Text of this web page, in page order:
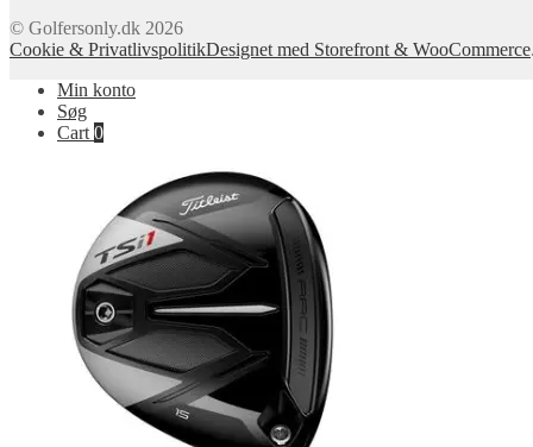
© Golfersonly.dk 2026
Cookie & PrivatlivspolitikDesignet med Storefront & WooCommerce
Min konto
Søg
Cart 0